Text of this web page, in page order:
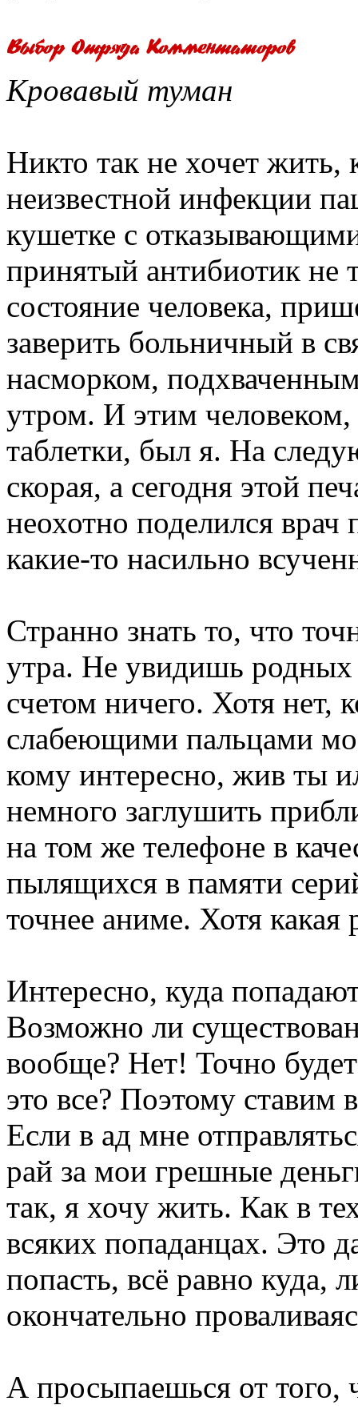
Кровавый туман
Никто так не хочет
неизвестной инфекции
кушетке с
принятый антибиотик не
состояние человека,
заверить больничный в
насморком,
утром. И этим
таблетки, был я. На
скорая, а сегодня этой
неохотно поделился врач
какие-то насильно
Странно знать то, что
утра. Не увидишь
счетом ничего. Хотя нет,
слабеющими пальцами
кому интересно, жив ты
немного заглушить
на том же телефоне в
пылящихся в памяти
точнее аниме. Хотя какая
Интересно, куда
Возможно ли
вообще? Нет! Точно
это все? Поэтому ставим
Если в ад мне
рай за мои грешные
так, я хочу жить. Как в
всяких попаданцах. Это
попасть, всё равно
окончательно
А просыпаешься от